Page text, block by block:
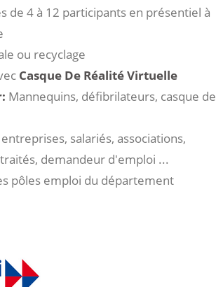
de 4 à 12 participants en présentiel à
ou recyclage
Casque De Réalité Virtuelle
Mannequins, défibrilateurs, casque de
entreprises, salariés, associations,
demandeur d'emploi ...
pôles emploi du département